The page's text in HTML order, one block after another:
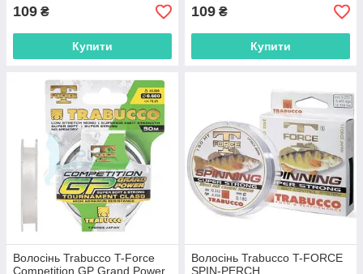
109 ₴
Купити
109 ₴
Купити
Волосінь Trabucco T-Force
Competition GP Grand Power
Волосінь Trabucco T-FORCE
SPIN-PERCH